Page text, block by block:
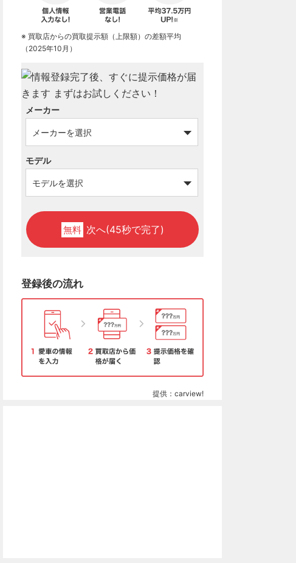
※ 買取店からの買取提示額（上限額）の差額平均
（2025年10月）
メーカー
モデル
無料 次へ(45秒で完了)
登録後の流れ
提供：carview!